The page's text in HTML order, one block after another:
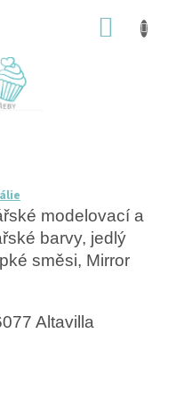
modelovací a
barvy, jedlý
směsi, Mirror
Altavilla